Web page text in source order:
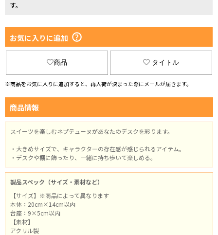
す。
お気に入りに追加
商品 タイトル
※商品をお気に入りに追加すると、再入荷が決まった際にメールが届きます。
商品情報
スイーツを楽しむネプテューヌがあなたのデスクを彩ります。
・大きめサイズで、キャラクターの存在感が感じられるアイテム。
・デスクや棚に飾ったり、一緒に持ち歩いて楽しめる。
製品スペック（サイズ・素材など）
【サイズ】※商品によって異なります
本体：20cm×14cm以内
台座：9×5cm以内
【素材】
アクリル製